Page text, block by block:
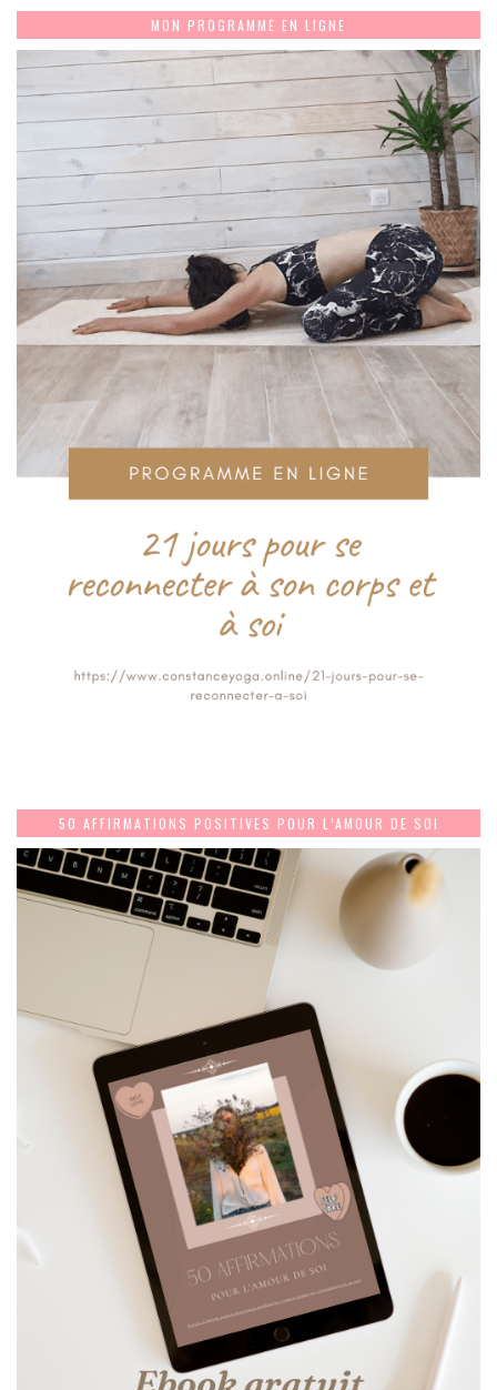
MON PROGRAMME EN LIGNE
50 AFFIRMATIONS POSITIVES POUR L’AMOUR DE SOI